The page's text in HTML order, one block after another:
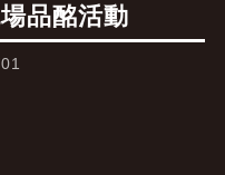
品酩活動